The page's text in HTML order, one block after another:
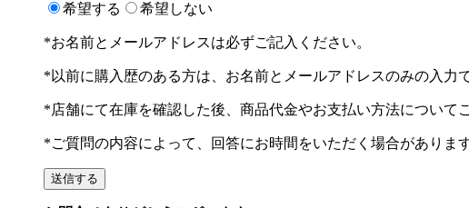
希望する 希望しない
*お名前とメールアドレスは必ずご記入ください。
*以前に購入歴のある方は、お名前とメールアドレスのみの入力
*店舗にて在庫を確認した後、商品代金やお支払い方法について
*ご質問の内容によって、回答にお時間をいただく場合がありま